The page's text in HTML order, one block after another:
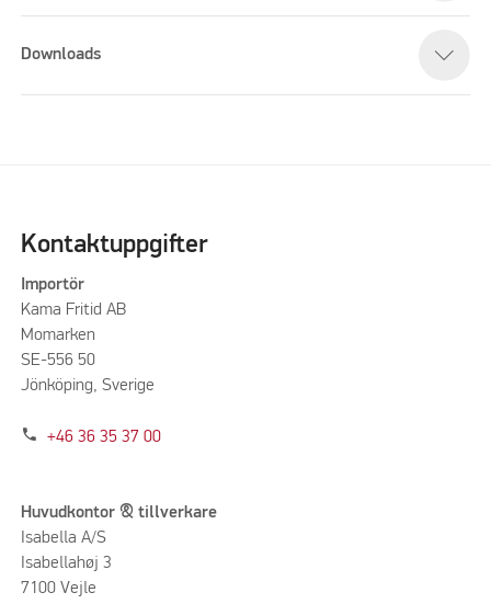
Downloads
Kontaktuppgifter
Importör
Kama Fritid AB
Momarken
SE-556 50
Jönköping, Sverige
phone +46 36 35 37 00
Huvudkontor & tillverkare
Isabella A/S
Isabellahøj 3
7100 Vejle